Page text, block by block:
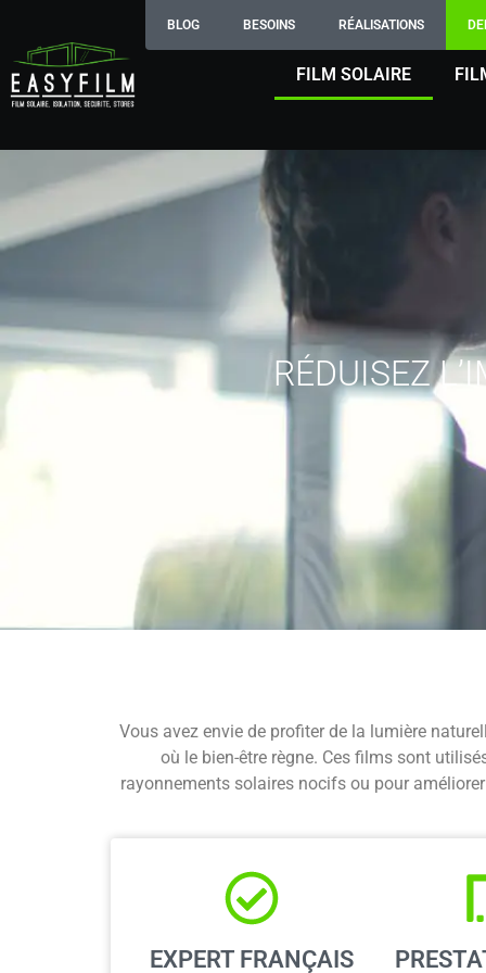
BLOG BESOINS RÉALISATIONS
FILM SOLAIRE
RÉDUISEZ
Vous avez envie de profiter de la lumière
où le bien-être règne. Ces films sont
rayonnements solaires nocifs ou pour
EXPERT FRANÇAIS